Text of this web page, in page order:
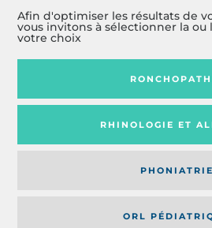
Afin d'optimiser les résultats de
vous invitons à sélectionner la
votre choix
RHINOLOGIE ET
PHONIATRIE
ORL